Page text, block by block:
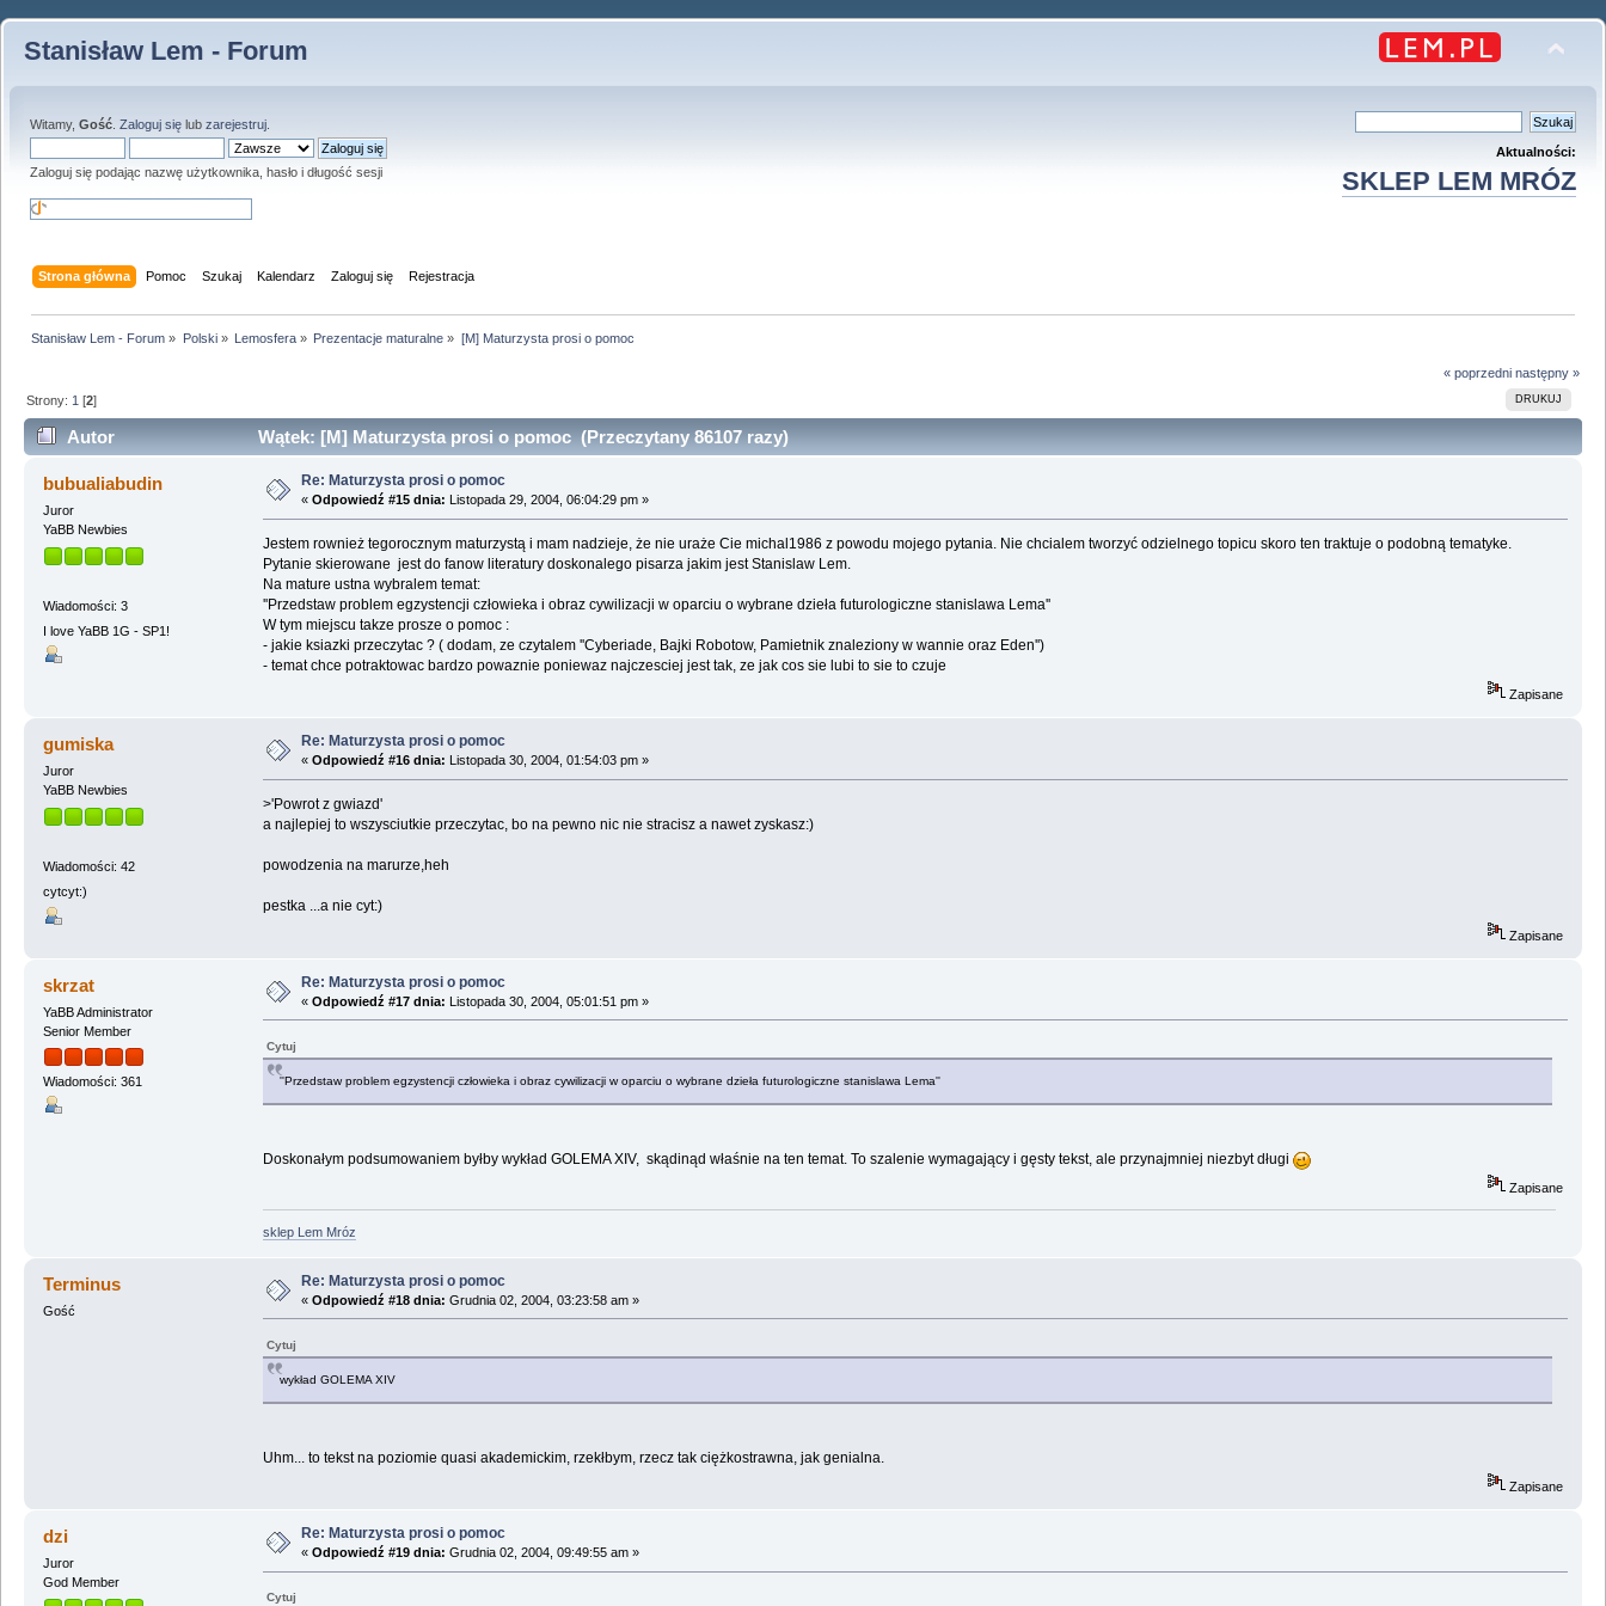
Stanisław Lem - Forum
Witamy, Gość Zaloguj się lub zarejestruj
Zaloguj się podając nazwę użytkownika, hasło i długość sesji
Aktualności:
SKLEP LEM MRÓZ
Strona główna Pomoc Szukaj Kalendarz Zaloguj się Rejestracja
Stanisław Lem - Forum » Polski» Lemosfera» Prezentacje maturalne » [M] Maturzysta prosi o pomoc
« poprzedni następny »
DRUKUJ
Strony: 1 [2]
Autor Wątek: [M] Maturzysta prosi o pomoc (Przeczytany 86107 razy)
bubualiabudin
Juror
YaBB Newbies
Wiadomości: 3
I love YaBB 1G - SP1!
Re: Maturzysta prosi o pomoc
« Odpowiedź #15 dnia: Listopada 29, 2004, 06:04:29 pm »
Jestem rownież tegorocznym maturzystą i mam nadzieje, że nie uraże Cie michal1986 z powodu mojego pytania. Nie chcialem tworzyć odzielnego topicu skoro ten traktuje o podobną tematyke.
Pytanie skierowane jest do fanow literatury doskonalego pisarza jakim jest Stanislaw Lem.
Na mature ustna wybralem temat:
''Przedstaw problem egzystencji człowieka i obraz cywilizacji w oparciu o wybrane dzieła futurologiczne stanislawa Lema''
W tym miejscu takze prosze o pomoc :
- jakie ksiazki przeczytac ? ( dodam, ze czytalem ''Cyberiade, Bajki Robotow, Pamietnik znaleziony w wannie oraz Eden'')
- temat chce potraktowac bardzo powaznie poniewaz najczesciej jest tak, ze jak cos sie lubi to sie to czuje
Zapisane
gumiska
Juror
YaBB Newbies
Wiadomości: 42
cytcyt:)
Re: Maturzysta prosi o pomoc
« Odpowiedź #16 dnia: Listopada 30, 2004, 01:54:03 pm »
>'Powrot z gwiazd'
a najlepiej to wszysciutkie przeczytac, bo na pewno nic nie stracisz a nawet zyskasz:)
powodzenia na marurze,heh
pestka ...a nie cyt:)
Zapisane
skrzat
YaBB Administrator
Senior Member
Wiadomości: 361
Re: Maturzysta prosi o pomoc
« Odpowiedź #17 dnia: Listopada 30, 2004, 05:01:51 pm »
Cytuj
''Przedstaw problem egzystencji człowieka i obraz cywilizacji w oparciu o wybrane dzieła futurologiczne stanislawa Lema''
Doskonałym podsumowaniem byłby wykład GOLEMA XIV, skądinąd właśnie na ten temat. To szalenie wymagający i gęsty tekst, ale przynajmniej niezbyt długi
Zapisane
sklep Lem Mróz
Terminus
Gość
Re: Maturzysta prosi o pomoc
« Odpowiedź #18 dnia: Grudnia 02, 2004, 03:23:58 am »
Cytuj
wykład GOLEMA XIV
Uhm... to tekst na poziomie quasi akademickim, rzekłbym, rzecz tak ciężkostrawna, jak genialna.
Zapisane
dzi
Juror
God Member
Re: Maturzysta prosi o pomoc
« Odpowiedź #19 dnia: Grudnia 02, 2004, 09:49:55 am »
Cytuj